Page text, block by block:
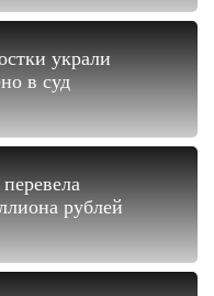
украли
в суд
рублей